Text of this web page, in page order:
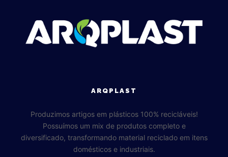
ARQPLAST
Produzimos artigos em plásticos 100% recicláveis!
Possuímos um mix de produtos completo e
diversificado, transformando material reciclado em itens
domésticos e industriais.